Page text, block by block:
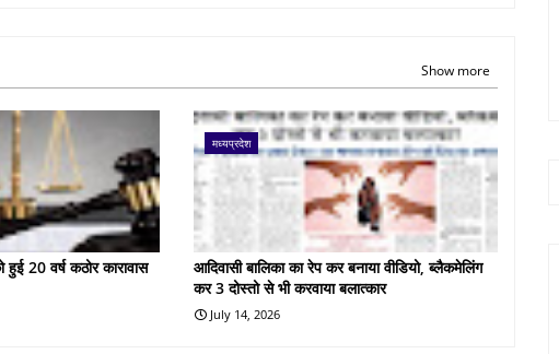
Show more
हुई 20 वर्ष कठोर कारावास
मध्यप्रदेश
आदिवासी बालिका का रेप कर बनाया वीडियो, ब्लैकमेलिंग
कर 3 दोस्तो से भी करवाया बलात्कार
July 14, 2026